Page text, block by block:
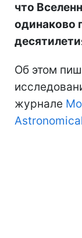
что
одинаково
Об этом
журнале